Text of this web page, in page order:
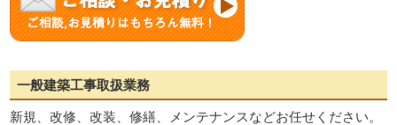
一般建築工事取扱業務
新規、改修、改装、修繕、メンテナンスなどお任せください。